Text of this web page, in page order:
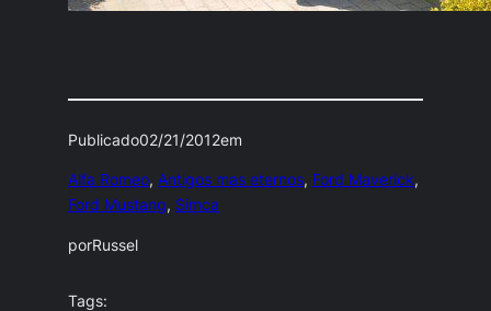
Publicado02/21/2012em
Alfa Romeo, Antigos mas eternos, Ford Maverick
Ford Mustang, Simca
porRussel
Tags: